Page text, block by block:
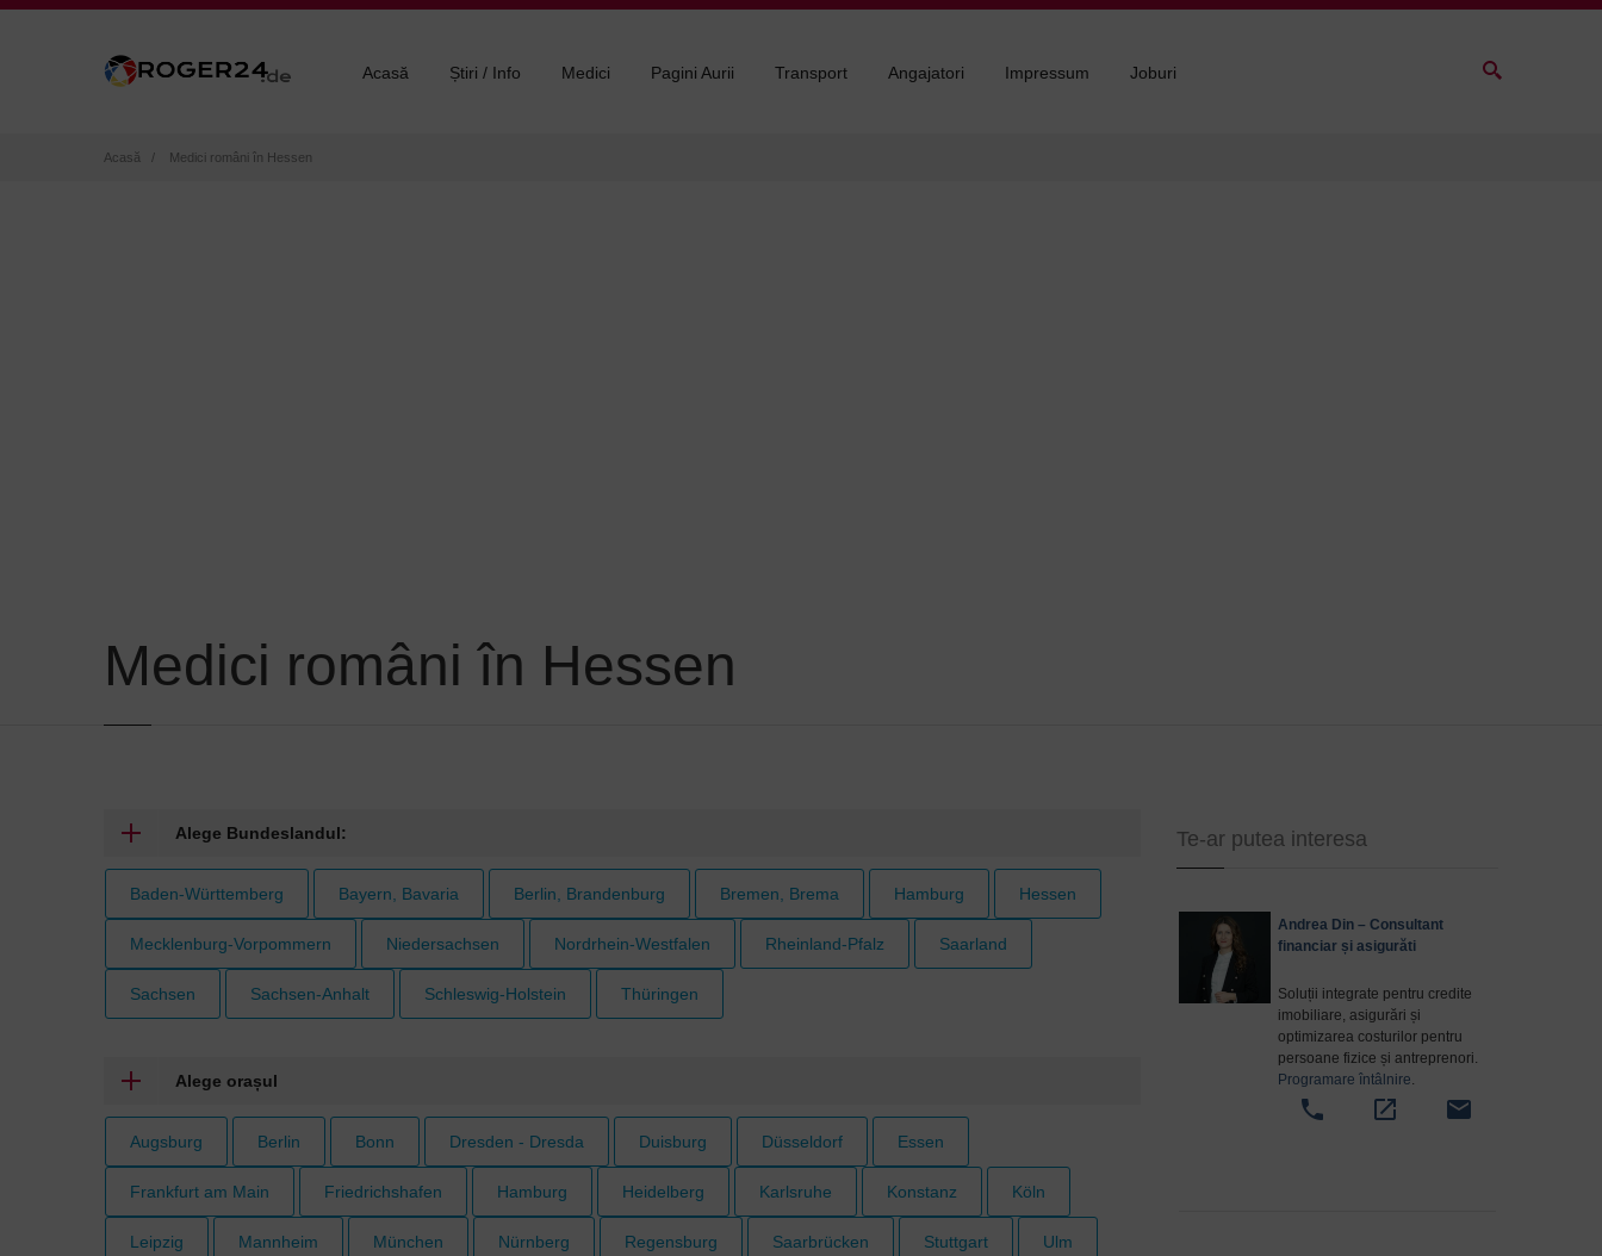
Acasă Știri / Info Medici Pagini Aurii Transport Angajatori Impressum Joburi
Breadcrumb
Acasă Medici români în Hessen
Medici români în Hessen
Alege Bundeslandul:
Baden-Württemberg Bayern, Bavaria Berlin, Brandenburg Bremen, Brema Hamburg Hessen
Mecklenburg-Vorpommern Niedersachsen Nordrhein-Westfalen Rheinland-Pfalz Saarland
Sachsen Sachsen-Anhalt Schleswig-Holstein Thüringen
Alege orașul
Augsburg Berlin Bonn Dresden - Dresda Duisburg Düsseldorf Essen
Frankfurt am Main Friedrichshafen Hamburg Heidelberg Karlsruhe Konstanz Köln
Leipzig Mannheim München Nürnberg Regensburg Saarbrücken Stuttgart Ulm
Te-ar putea interesa
Andrea Din – Consultant
financiar și asigurăti
Soluții integrate pentru credite
imobiliare, asigurări și
optimizarea costurilor pentru
persoane fizice și antreprenori.
Programare întâlnire.
phone open_in_new email